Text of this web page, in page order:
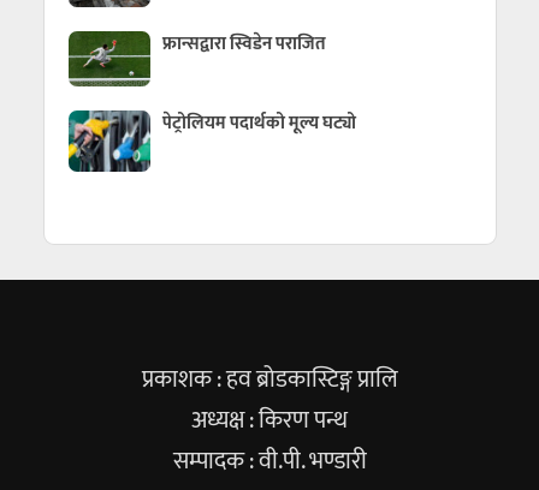
फ्रान्सद्वारा स्विडेन पराजित
पेट्रोलियम पदार्थको मूल्य घट्यो
प्रकाशक : हव ब्रोडकास्टिङ्ग प्रालि
अध्यक्ष : किरण पन्थ
सम्पादक : वी.पी. भण्डारी